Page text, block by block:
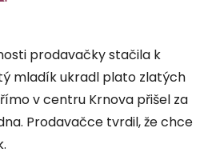
prodavačky stačila k
mladík ukradl plato zlatých
v centru Krnova přišel za
Prodavačce tvrdil, že chce